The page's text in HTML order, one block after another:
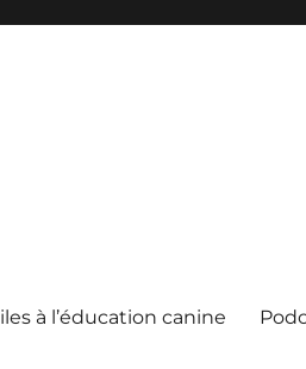
à l’éducation canine